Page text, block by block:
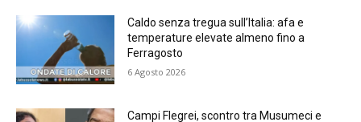
Caldo senza tregua sull’Italia: afa e
temperature elevate almeno fino a
Ferragosto
6 Agosto 2026
Campi Flegrei, scontro tra Musumeci e